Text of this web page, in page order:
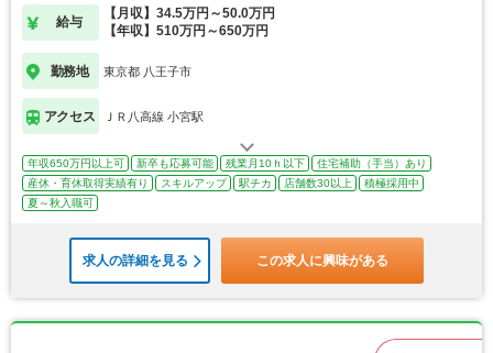
給与
【月収】34.5万円～50.0万円
【年収】510万円～650万円
勤務地 東京都 八王子市
アクセス ＪＲ八高線 小宮駅
年収650万円以上可 新卒も応募可能 残業月10ｈ以下
住宅補助（手当）あり
産休・育休取得実績有り
スキルアップ 駅チカ 店舗数30以上
積極採用中
夏～秋入職可
求人の詳細を見る この求人に興味がある